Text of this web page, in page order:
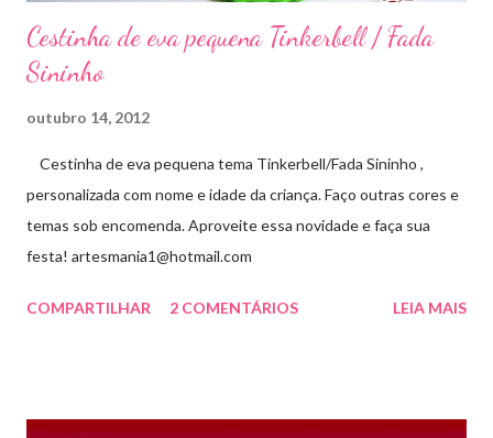
Cestinha de eva pequena Tinkerbell / Fada
Sininho
outubro 14, 2012
Cestinha de eva pequena tema Tinkerbell/Fada Sininho ,
personalizada com nome e idade da criança. Faço outras cores e
temas sob encomenda. Aproveite essa novidade e faça sua
festa! artesmania1@hotmail.com
COMPARTILHAR 2 COMENTÁRIOS LEIA MAIS